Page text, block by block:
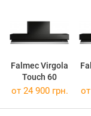
Falmec Virgola
Touch 60
от 24 900 грн.